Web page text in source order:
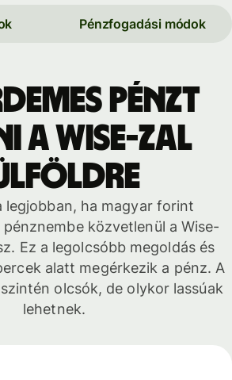
Pénzfogadási módok
pénzt
a Wise-zal
legjobban, ha magyar forint
közvetlenül a Wise-
Ez a legolcsóbb megoldás és
alatt megérkezik a pénz. A
olcsók, de olykor lassúak
lehetnek.